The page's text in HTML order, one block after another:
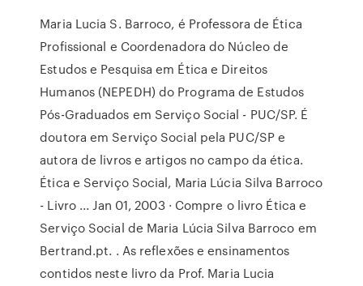
Maria Lucia S. Barroco, é Professora de Ética
Profissional e Coordenadora do Núcleo de
Estudos e Pesquisa em Ética e Direitos
Humanos (NEPEDH) do Programa de Estudos
Pós-Graduados em Serviço Social - PUC/SP. É
doutora em Serviço Social pela PUC/SP e
autora de livros e artigos no campo da ética.
Ética e Serviço Social, Maria Lúcia Silva Barroco
- Livro ... Jan 01, 2003 · Compre o livro Ética e
Serviço Social de Maria Lúcia Silva Barroco em
Bertrand.pt. . As reflexões e ensinamentos
contidos neste livro da Prof. Maria Lucia